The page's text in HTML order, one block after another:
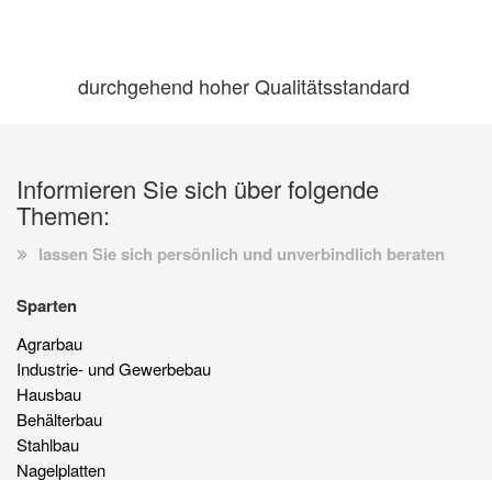
durchgehend hoher Qualitätsstandard
Informieren Sie sich über folgende
Themen:
lassen Sie sich persönlich und unverbindlich beraten
Sparten
Agrarbau
Industrie- und Gewerbebau
Hausbau
Behälterbau
Stahlbau
Nagelplatten